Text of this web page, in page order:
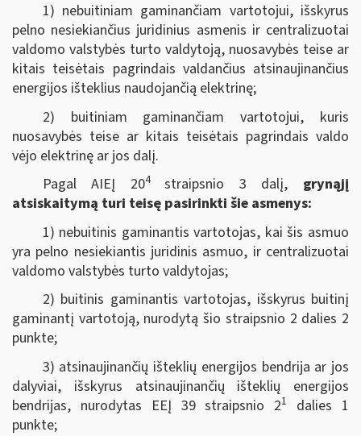
1) nebuitiniam gaminančiam vartotojui, išskyrus
pelno nesiekiančius juridinius asmenis ir centralizuotai
valdomo valstybės turto valdytoją, nuosavybės teise ar
kitais teisėtais pagrindais valdančius atsinaujinančius
energijos išteklius naudojančią elektrinę;
2) buitiniam gaminančiam vartotojui, kuris
nuosavybės teise ar kitais teisėtais pagrindais valdo
vėjo elektrinę ar jos dalį.
Pagal AIEĮ 204 straipsnio 3 dalį, grynąjį
atsiskaitymą turi teisę pasirinkti šie asmenys:
1) nebuitinis gaminantis vartotojas, kai šis asmuo
yra pelno nesiekiantis juridinis asmuo, ir centralizuotai
valdomo valstybės turto valdytojas;
2) buitinis gaminantis vartotojas, išskyrus buitinį
gaminantį vartotoją, nurodytą šio straipsnio 2 dalies 2
punkte;
3) atsinaujinančių išteklių energijos bendrija ar jos
dalyviai, išskyrus atsinaujinančių išteklių energijos
bendrijas, nurodytas EEĮ 39 straipsnio 21
dalies 1
punkte;